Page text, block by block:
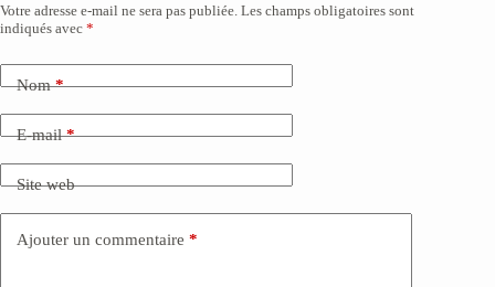
Votre adresse e-mail ne sera pas publiée. Les champs obligatoires sont
indiqués avec *
Nom*
E-mail*
Site web
Ajouter un commentaire *